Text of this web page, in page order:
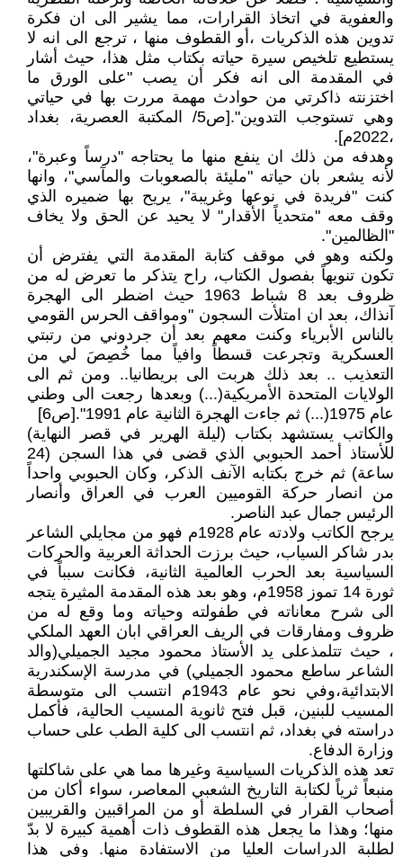
والعفوية في اتخاذ القرارات، مما يشير الى ان فكرة
تدوين هذه الذكريات ،أو القطوف منها ، ترجع الى انه لا
يستطيع تلخيص سيرة حياته بكتاب مثل هذا، حيث أشار
في المقدمة الى انه فكر أن يصب "على الورق ما
اختزنته ذاكرتي من حوادث مهمة مررت بها في حياتي
وهي تستوجب التدوين".[ص5/ المكتبة العصرية، بغداد
،2022م].
وهدفه من ذلك ان ينفع منها ما يحتاجه "درساً وعبرة"،
لأنه يشعر بان حياته "مليئة بالصعوبات والمآسي"، وانها
كنت "فريدة في نوعها وغريبة"، يريح بها ضميره الذي
وقف معه "متحدياً الأقدار" لا يحيد عن الحق ولا يخاف
"الظالمين".
ولكنه وهو في موقف كتابة المقدمة التي يفترض أن
تكون تنويهاً بفصول الكتاب، راح يتذكر ما تعرض له من
ظروف بعد 8 شباط 1963 حيث اضطر الى الهجرة
آنذاك، بعد ان امتلأت السجون "ومواقف الحرس القومي
بالناس الأبرياء وكنت معهم بعد أن جردوني من رتبتي
العسكرية وتجرعت قسطاً وافياً مما خُصِصَ لي من
التعذيب .. بعد ذلك هربت الى بريطانيا.. ومن ثم الى
الولايات المتحدة الأمريكية(...) وبعدها رجعت الى وطني
عام 1975(...) ثم جاءت الهجرة الثانية عام 1991".[ص6]
والكاتب يستشهد بكتاب (ليلة الهرير في قصر النهاية)
للأستاذ أحمد الحبوبي الذي قضى في هذا السجن (24
ساعة) ثم خرج بكتابه الآنف الذكر، وكان الحبوبي واحداً
من انصار حركة القوميين العرب في العراق وأنصار
الرئيس جمال عبد الناصر.
يرجح الكاتب ولادته عام 1928م فهو من مجايلي الشاعر
بدر شاكر السياب، حيث برزت الحداثة العربية والحركات
السياسية بعد الحرب العالمية الثانية، فكانت سبباً في
ثورة 14 تموز 1958م، وهو بعد هذه المقدمة المثيرة يتجه
الى شرح معاناته في طفولته وحياته وما وقع له من
ظروف ومفارقات في الريف العراقي ابان العهد الملكي
، حيث تتلمذعلى يد الأستاذ محمود مجيد الجميلي(والد
الشاعر ساطع محمود الجميلي) في مدرسة الإسكندرية
الابتدائية،وفي نحو عام 1943م انتسب الى متوسطة
المسيب للبنين، قبل فتح ثانوية المسيب الحالية، فأكمل
دراسته في بغداد، ثم انتسب الى كلية الطب على حساب
وزارة الدفاع.
تعد هذه الذكريات السياسية وغيرها مما هي على شاكلتها
منبعاً ثرياً لكتابة التاريخ الشعبي المعاصر، سواء أكان من
أصحاب القرار في السلطة أو من المراقبين والقريبين
منها؛ وهذا ما يجعل هذه القطوف ذات أهمية كبيرة لا بدّ
لطلبة الدراسات العليا من الاستفادة منها. وفي هذا